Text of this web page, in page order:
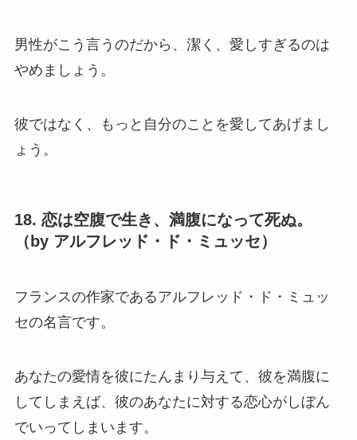
男性がこう言うのだから、潔く、愛しすぎるのは
やめましょう。
彼ではなく、もっと自分のことを愛してあげまし
ょう。
18. 恋は空腹で生き、満腹になって死ぬ。
（by アルフレッド・ド・ミュッセ）
フランスの作家であるアルフレッド・ド・ミュッ
セの名言です。
あなたの愛情を彼にたんまり与えて、彼を満腹に
してしまえば、彼のあなたに対する恋心がしぼん
でいってしまいます。